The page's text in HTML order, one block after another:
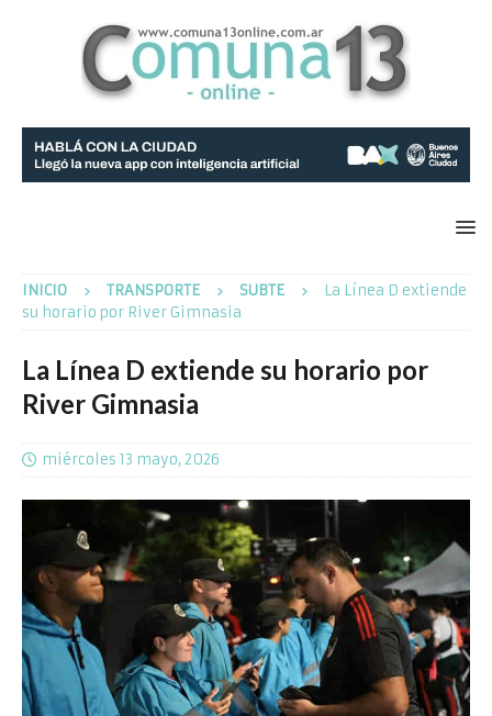
INICIO TRANSPORTE SUBTE
La Línea D extiende
su horario por River Gimnasia
La Línea D extiende su horario por
River Gimnasia
miércoles 13 mayo, 2026